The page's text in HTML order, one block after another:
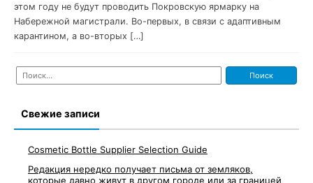
этом году не будут проводить Покровскую ярмарку на
Набережной магистрали. Во-первых, в связи с адаптивным
карантином, а во-вторых […]
Найти:
Свежие записи
Cosmetic Bottle Supplier Selection Guide
Редакция нередко получает письма от земляков,
которые давно живут в другом городе или за границей